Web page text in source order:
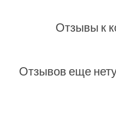
Отзывы к
Отзывов еще